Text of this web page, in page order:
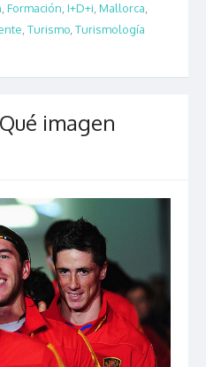
, Formación, I+D+i, Mallorca,
Turismo Turismología
imagen